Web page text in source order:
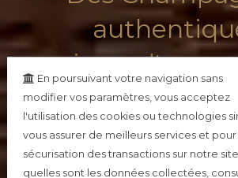
issus d'un
faire
En poursuivant votre navigation sans
modifier vos paramètres, vous acceptez
l'utilisation des cookies ou technologies
vous assurer de meilleurs services et pour
sécurisation des transactions sur notre
quelles sont les données collectées,